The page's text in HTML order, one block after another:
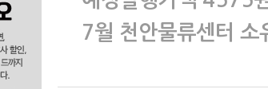
7월 천안물류센터 소